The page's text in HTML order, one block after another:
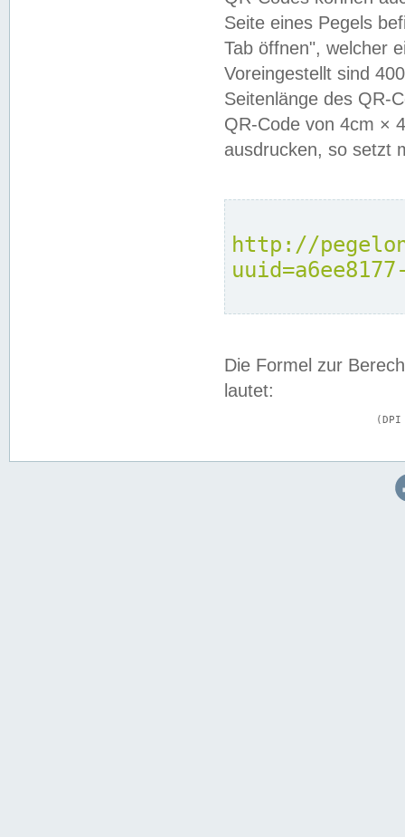
Seite eines Pegels
Tab öffnen", welcher
Voreingestellt sind
Seitenlänge des QR-
QR-Code von 4cm ×
ausdrucken, so setzt
http://
Die Formel zur
lautet: